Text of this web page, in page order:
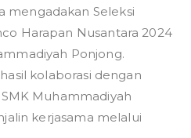
mengadakan Seleksi
Harapan Nusantara 2024
Ponjong.
kolaborasi dengan
Muhammadiyah
kerjasama melalui